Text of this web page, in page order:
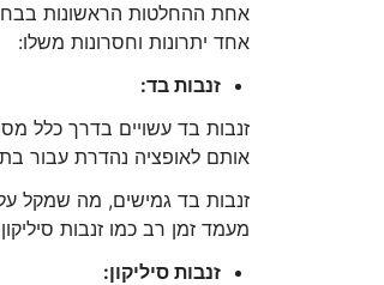
אחת ההחלטות הראשונות
אחד יתרונות וחסרונות משלו:
זנבות בד:
זנבות בד עשויים בדרך כלל
אותם לאופציה נהדרת עבור
זנבות בד גמישים, מה שמקל
מעמד זמן רב כמו זנבות
זנבות סיליקון: